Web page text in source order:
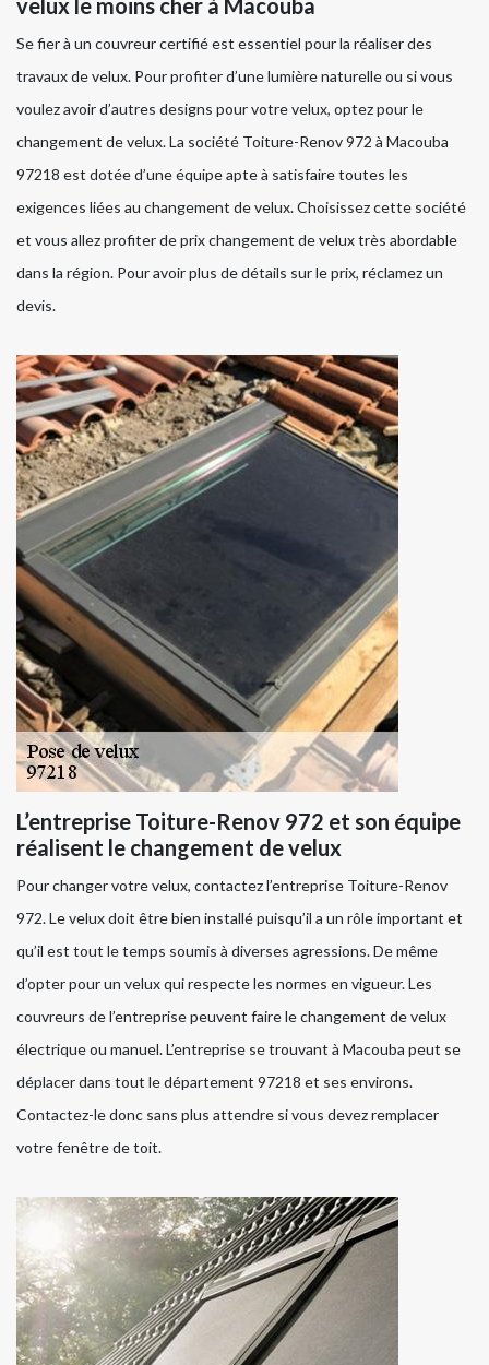
velux le moins cher à Macouba
Se fier à un couvreur certifié est essentiel pour la réaliser des
travaux de velux. Pour profiter d’une lumière naturelle ou si vous
voulez avoir d’autres designs pour votre velux, optez pour le
changement de velux. La société Toiture-Renov 972 à Macouba
97218 est dotée d’une équipe apte à satisfaire toutes les
exigences liées au changement de velux. Choisissez cette société
et vous allez profiter de prix changement de velux très abordable
dans la région. Pour avoir plus de détails sur le prix, réclamez un
devis.
L’entreprise Toiture-Renov 972 et son équipe
réalisent le changement de velux
Pour changer votre velux, contactez l’entreprise Toiture-Renov
972. Le velux doit être bien installé puisqu’il a un rôle important et
qu’il est tout le temps soumis à diverses agressions. De même
d’opter pour un velux qui respecte les normes en vigueur. Les
couvreurs de l’entreprise peuvent faire le changement de velux
électrique ou manuel. L’entreprise se trouvant à Macouba peut se
déplacer dans tout le département 97218 et ses environs.
Contactez-le donc sans plus attendre si vous devez remplacer
votre fenêtre de toit.